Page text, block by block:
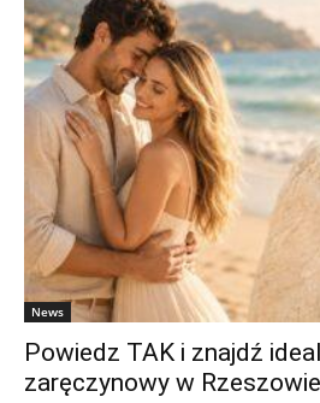
News
Powiedz TAK i znajdź
zaręczynowy w